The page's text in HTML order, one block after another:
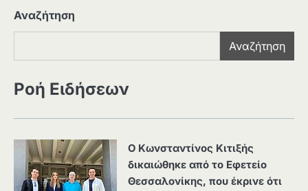
Αναζήτηση
Αναζήτηση
Ροή Ειδήσεων
Ο Κωνσταντίνος Κιτιξής
δικαιώθηκε από το Εφετείο
Θεσσαλονίκης, που έκρινε ότι